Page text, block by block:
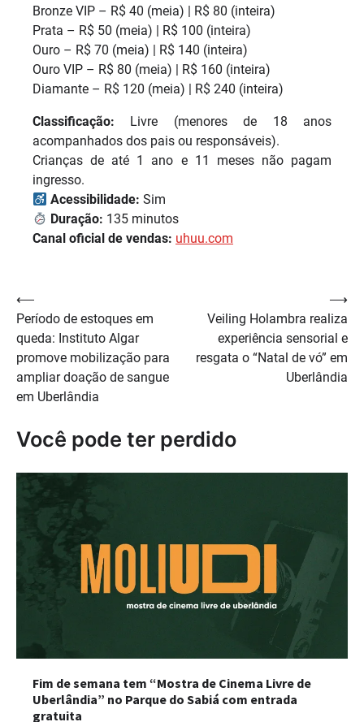
Bronze VIP – R$ 40 (meia) | R$ 80 (inteira)
Prata – R$ 50 (meia) | R$ 100 (inteira)
Ouro – R$ 70 (meia) | R$ 140 (inteira)
Ouro VIP – R$ 80 (meia) | R$ 160 (inteira)
Diamante – R$ 120 (meia) | R$ 240 (inteira)
Classificação: Livre (menores de 18 anos
acompanhados dos pais ou responsáveis).
Crianças de até 1 ano e 11 meses não pagam
ingresso.
Acessibilidade: Sim
Duração: 135 minutos
Canal oficial de vendas: uhuu.com
Navegação
de
Post
⟵
Período de estoques em
queda: Instituto Algar
promove mobilização para
ampliar doação de sangue
em Uberlândia
Veiling Holambra realiza
experiência sensorial e
resgata o “Natal de vó” em
Uberlândia
⟶
Você pode ter perdido
Fim de semana tem “Mostra de Cinema Livre de
Uberlândia” no Parque do Sabiá com entrada
gratuita